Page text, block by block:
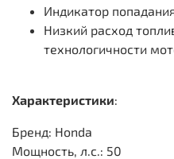
Индикатор
Низкий расход
технологичности
Характеристики:
Бренд: Honda
Мощность, л.с.: 50